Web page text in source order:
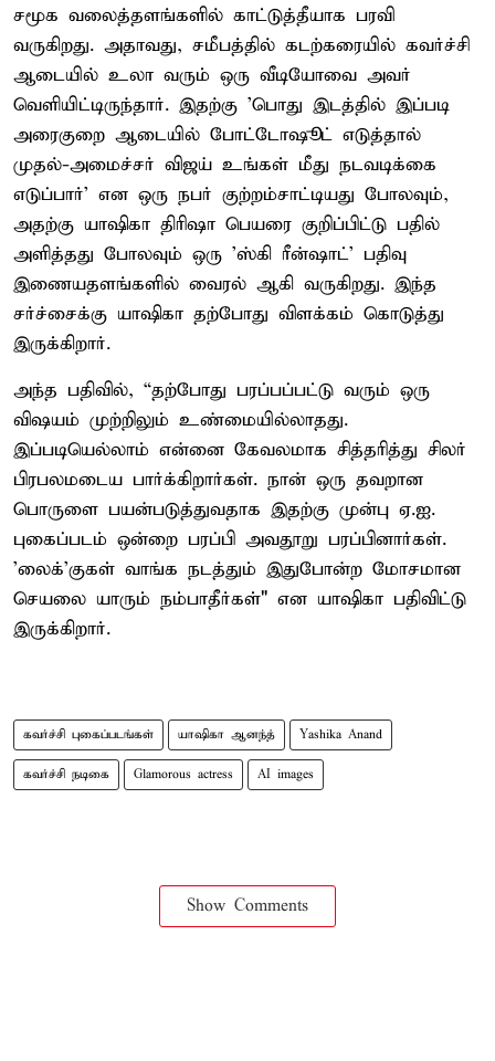
சமூக வலைத்தளங்களில் காட்டுத்தீயாக பரவி
வருகிறது. அதாவது, சமீபத்தில் கடற்கரையில் கவர்ச்சி
ஆடையில் உலா வரும் ஒரு வீடியோவை அவர்
வெளியிட்டிருந்தார். இதற்கு 'பொது இடத்தில் இப்படி
அரைகுறை ஆடையில் போட்டோஷூட் எடுத்தால்
முதல்-அமைச்சர் விஜய் உங்கள் மீது நடவடிக்கை
எடுப்பார்' என ஒரு நபர் குற்றம்சாட்டியது போலவும்,
அதற்கு யாஷிகா திரிஷா பெயரை குறிப்பிட்டு பதில்
அளித்தது போலவும் ஒரு 'ஸ்கி ரீன்ஷாட்' பதிவு
இணையதளங்களில் வைரல் ஆகி வருகிறது. இந்த
சர்ச்சைக்கு யாஷிகா தற்போது விளக்கம் கொடுத்து
இருக்கிறார்.
அந்த பதிவில், “தற்போது பரப்பப்பட்டு வரும் ஒரு
விஷயம் முற்றிலும் உண்மையில்லாதது.
இப்படியெல்லாம் என்னை கேவலமாக சித்தரித்து சிலர்
பிரபலமடைய பார்க்கிறார்கள். நான் ஒரு தவறான
பொருளை பயன்படுத்துவதாக இதற்கு முன்பு ஏ.ஐ.
புகைப்படம் ஒன்றை பரப்பி அவதூறு பரப்பினார்கள்.
'லைக்'குகள் வாங்க நடத்தும் இதுபோன்ற மோசமான
செயலை யாரும் நம்பாதீர்கள்" என யாஷிகா பதிவிட்டு
இருக்கிறார்.
கவர்ச்சி புகைப்படங்கள் யாஷிகா ஆனந்த் Yashika Anand
கவர்ச்சி நடிகை Glamorous actress AI images
Show Comments